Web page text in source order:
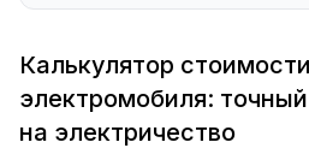
Калькулятор
электромобиля:
на электричество